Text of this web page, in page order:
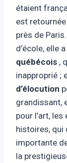
étaient
est retournée
près de
d’école, elle
québécois ,
inapproprié ;
d’élocution
grandissant,
pour l’art,
histoires, qui
importante
la